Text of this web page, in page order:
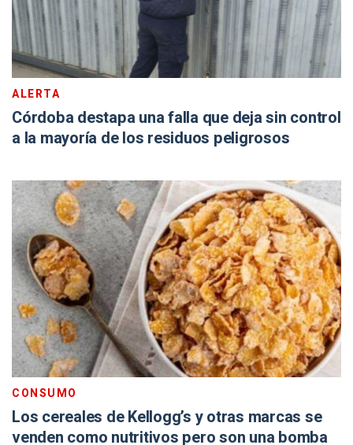
ALERTA
Córdoba destapa una falla que deja sin control
a la mayoría de los residuos peligrosos
CONSUMO
Los cereales de Kellogg’s y otras marcas se
venden como nutritivos pero son una bomba